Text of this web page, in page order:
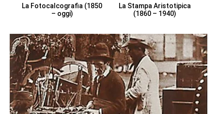
La Fotocalcografia (1850
– oggi)
La Stampa Aristotipica
(1860 – 1940)